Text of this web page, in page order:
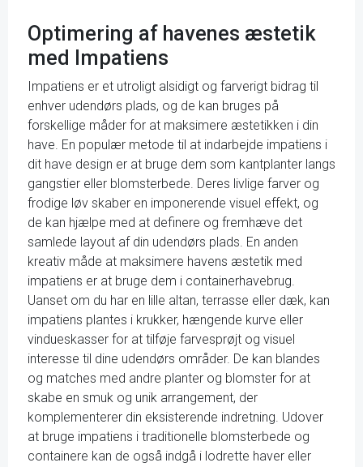
Optimering af havenes æstetik
med Impatiens
Impatiens er et utroligt alsidigt og farverigt bidrag til
enhver udendørs plads, og de kan bruges på
forskellige måder for at maksimere æstetikken i din
have. En populær metode til at indarbejde impatiens i
dit have design er at bruge dem som kantplanter langs
gangstier eller blomsterbede. Deres livlige farver og
frodige løv skaber en imponerende visuel effekt, og
de kan hjælpe med at definere og fremhæve det
samlede layout af din udendørs plads. En anden
kreativ måde at maksimere havens æstetik med
impatiens er at bruge dem i containerhavebrug.
Uanset om du har en lille altan, terrasse eller dæk, kan
impatiens plantes i krukker, hængende kurve eller
vindueskasser for at tilføje farvesprøjt og visuel
interesse til dine udendørs områder. De kan blandes
og matches med andre planter og blomster for at
skabe en smuk og unik arrangement, der
komplementerer din eksisterende indretning. Udover
at bruge impatiens i traditionelle blomsterbede og
containere kan de også indgå i lodrette haver eller